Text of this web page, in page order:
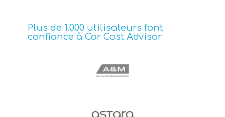
Plus de 1.000 utilisateurs font
confiance à Car Cost Advisor